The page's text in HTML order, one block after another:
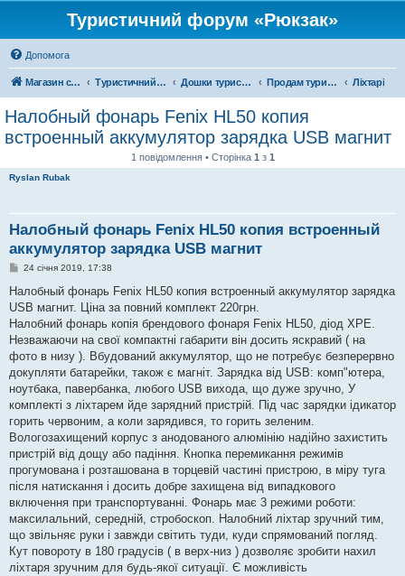
Туристичний форум «Рюкзак»
Допомога
Магазин спорядження Туристичний форум «Рюкзак» Дошки туристичних оголошень Продам туристичне спорядження Ліхтарі
Налобный фонарь Fenix HL50 копия
встроенный аккумулятор зарядка USB магнит
1 повідомлення • Сторінка 1 з 1
Ryslan Rubak
Налобный фонарь Fenix HL50 копия встроенный
аккумулятор зарядка USB магнит
П
в
д
о
л
е
н
я
24 січня 2019, 17:38
Налобный фонарь Fenix HL50 копия встроенный аккумулятор зарядка
USB магнит. Ціна за повний комплект 220грн.
Налобний фонарь копія брендового фонаря Fenix HL50, діод XPE.
Незважаючи на свої компактні габарити він досить яскравий ( на
фото в низу ). Вбудований аккумулятор, що не потребує безперервно
докупляти батарейки, також є магніт. Зарядка від USB: комп"ютера,
ноутбака, павербанка, любого USB вихода, що дуже зручно, У
комплекті з ліхтарем йде зарядний пристрій. Під час зарядки ідикатор
горить червоним, а коли зарядився, то горить зеленим.
Вологозахищений корпус з анодованого алюмінію надійно захистить
пристрій від дощу або падіння. Кнопка перемикання режимів
прогумована і розташована в торцевій частині пристрою, в міру туга
після натискання і досить добре захищена від випадкового
включення при транспортуванні. Фонарь має 3 режими роботи:
максилальний, середній, стробоскоп. Налобний ліхтар зручний тим,
що звільняє руки і завжди світить туди, куди спрямований погляд.
Кут повороту в 180 градусів ( в верх-низ ) дозволяє зробити нахил
ліхтаря зручним для будь-якої ситуації. Є можливість